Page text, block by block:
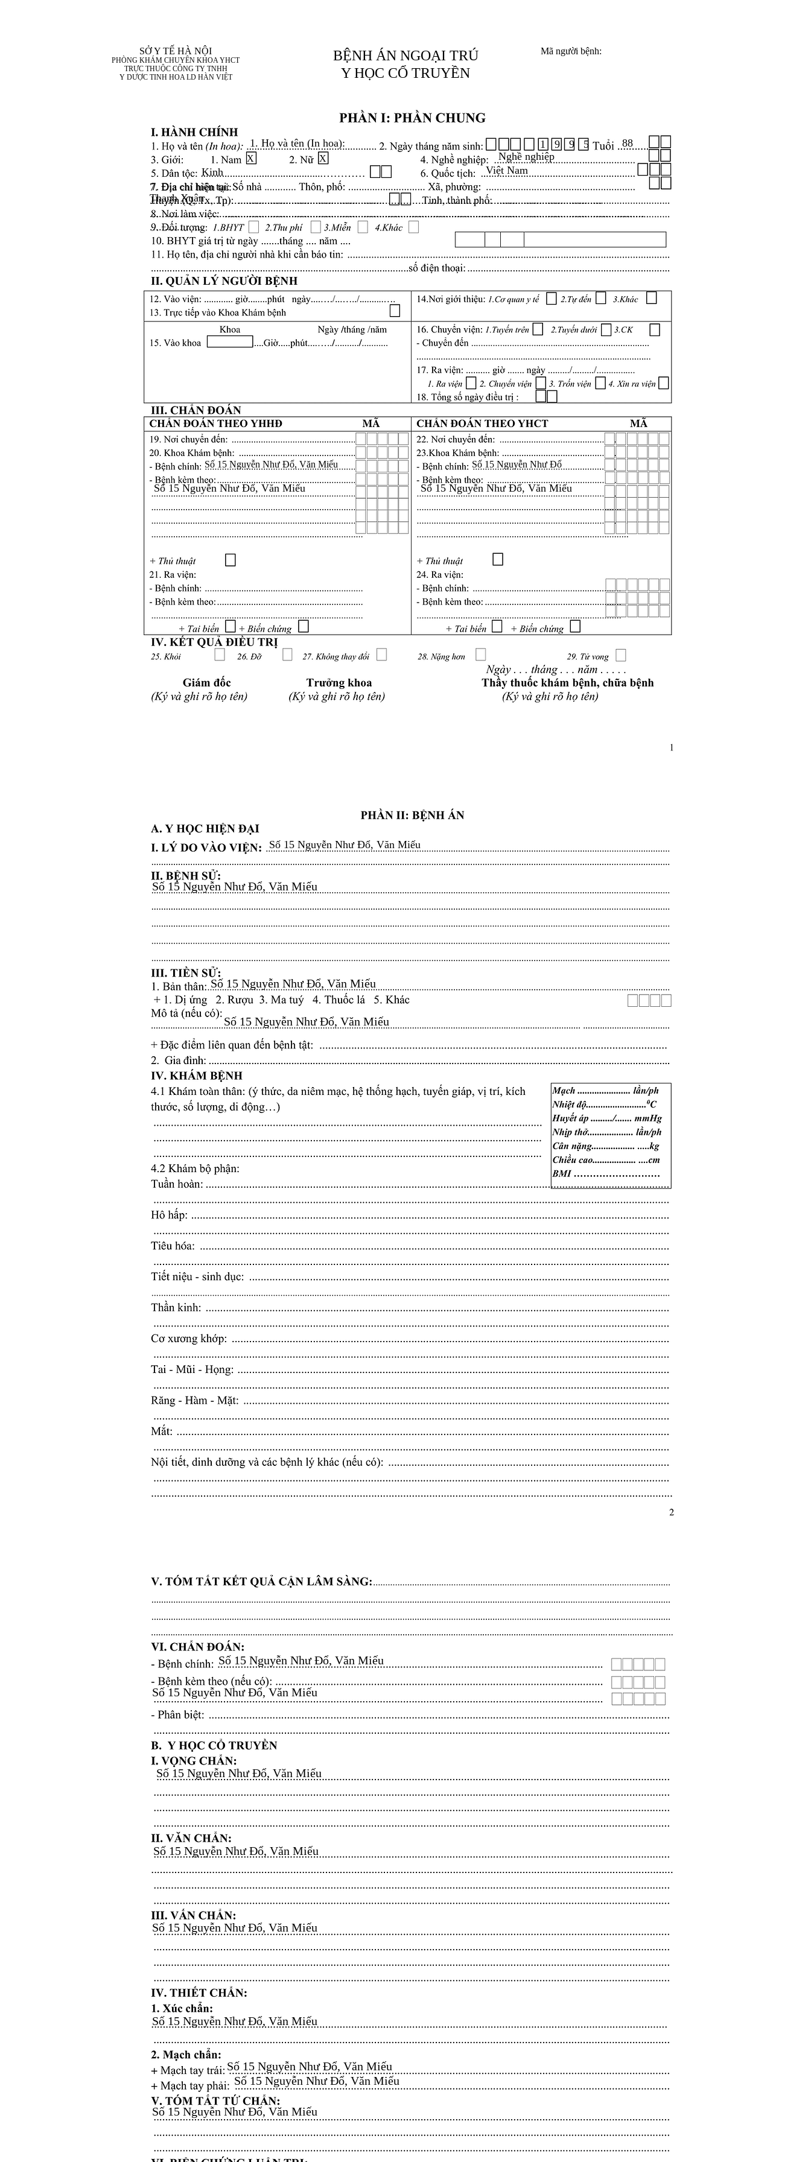
SỞ Y TẾ HÀ NỘI
PHÒNG KHÁM CHUYÊN KHOA YHCT
TRỰC THUỘC CÔNG TY TNHH
Y DƯỢC TINH HOA LD HÀN VIỆT
BỆNH ÁN NGOẠI TRÚ
Y HỌC CỔ TRUYỀN
Mã người bệnh:
1. Họ và tên (In hoa): 1 9 9 5 88
X X
Nghề nghiệp
Việt Nam
Kinh
7. Địa chỉ hiện tại:
......................................................................................................................................................
....................................................................................................................................................................
..................
Thanh Xuân
Số 15 Nguyễn Như Đổ, Văn Miếu
Số 15 Nguyễn Như Đổ, Văn Miếu
Số 15 Nguyễn Như Đổ
Số 15 Nguyễn Như Đổ, Văn Miếu
Số 15 Nguyễn Như Đổ, Văn Miếu
Số 15 Nguyễn Như Đổ, Văn Miếu​​​​
Số 15 Nguyễn Như Đổ, Văn Miếu​​​​
Số 15 Nguyễn Như Đổ, Văn Miếu​​​​
Số 15 Nguyễn Như Đổ, Văn Miếu​​​​
Số 15 Nguyễn Như Đổ, Văn Miếu​​​​
Số 15 Nguyễn Như Đổ, Văn Miếu​​​​
Số 15 Nguyễn Như Đổ, Văn Miếu​​​​
Số 15 Nguyễn Như Đổ, Văn Miếu​​​​
Số 15 Nguyễn Như Đổ, Văn Miếu​​​​
Số 15 Nguyễn Như Đổ, Văn Miếu​​​​
Số 15 Nguyễn Như Đổ, Văn Miếu​​​​
Số 15 Nguyễn Như Đổ, Văn Miếu​​​​